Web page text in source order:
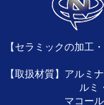
【セラミックの加工
【取扱材質】アルミ
ルミ
マコール・ホト